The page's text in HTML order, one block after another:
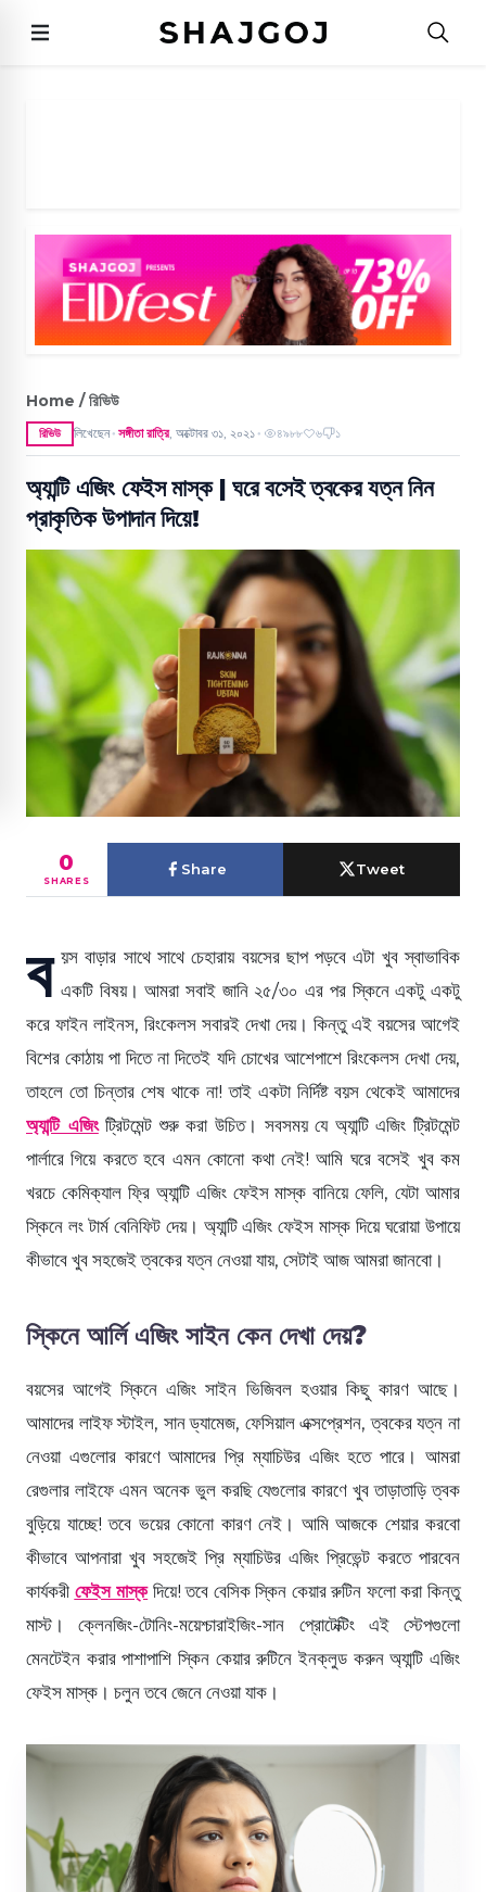
Home / রিভিউ
রিভিউ লিখেছেন ● সঙ্গীতা রাত্রি, অক্টোবর ৩১, ২০২১ ● ৪৯৮৮ ৬ ১
অ্যান্টি এজিং ফেইস মাস্ক | ঘরে বসেই ত্বকের যত্ন নিন
প্রাকৃতিক উপাদান দিয়ে!
0
SHARES
Share Tweet
ব য়স বাড়ার সাথে সাথে চেহারায় বয়সের ছাপ পড়বে এটা খুব স্বাভাবিক
একটি বিষয়। আমরা সবাই জানি ২৫/৩০ এর পর স্কিনে একটু একটু
করে ফাইন লাইনস, রিংকেলস সবারই দেখা দেয়। কিন্তু এই বয়সের আগেই
বিশের কোঠায় পা দিতে না দিতেই যদি চোখের আশেপাশে রিংকেলস দেখা দেয়,
তাহলে তো চিন্তার শেষ থাকে না! তাই একটা নির্দিষ্ট বয়স থেকেই আমাদের
অ্যান্টি এজিংট্রিটমেন্ট শুরু করা উচিত। সবসময় যে অ্যান্টি এজিং ট্রিটমেন্ট
পার্লারে গিয়ে করতে হবে এমন কোনো কথা নেই! আমি ঘরে বসেই খুব কম
খরচে কেমিক্যাল ফ্রি অ্যান্টি এজিং ফেইস মাস্ক বানিয়ে ফেলি, যেটা আমার
স্কিনে লং টার্ম বেনিফিট দেয়। অ্যান্টি এজিং ফেইস মাস্ক দিয়ে ঘরোয়া উপায়ে
কীভাবে খুব সহজেই ত্বকের যত্ন নেওয়া যায়, সেটাই আজ আমরা জানবো।
স্কিনে আর্লি এজিং সাইন কেন দেখা দেয়?
বয়সের আগেই স্কিনে এজিং সাইন ভিজিবল হওয়ার কিছু কারণ আছে।
আমাদের লাইফ স্টাইল, সান ড্যামেজ, ফেসিয়াল এক্সপ্রেশন, ত্বকের যত্ন না
নেওয়া এগুলোর কারণে আমাদের প্রি ম্যাচিউর এজিং হতে পারে। আমরা
রেগুলার লাইফে এমন অনেক ভুল করছি যেগুলোর কারণে খুব তাড়াতাড়ি ত্বক
বুড়িয়ে যাচ্ছে! তবে ভয়ের কোনো কারণ নেই। আমি আজকে শেয়ার করবো
কীভাবে আপনারা খুব সহজেই প্রি ম্যাচিউর এজিং প্রিভেন্ট করতে পারবেন
কার্যকরী ফেইস মাস্কদিয়ে! তবে বেসিক স্কিন কেয়ার রুটিন ফলো করা কিন্তু
মাস্ট। ক্লেনজিং-টোনিং-ময়েশ্চারাইজিং-সান প্রোটেক্টিং এই স্টেপগুলো
মেনটেইন করার পাশাপাশি স্কিন কেয়ার রুটিনে ইনক্লুড করুন অ্যান্টি এজিং
ফেইস মাস্ক। চলুন তবে জেনে নেওয়া যাক।